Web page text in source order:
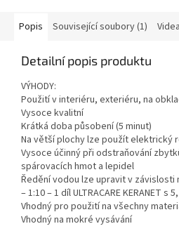
Popis Související soubory (1)
Detailní popis produktu
VÝHODY:
Použití v interiéru, exteriéru, na
Vysoce kvalitní
Krátká doba působení (5 minut)
Na větší plochy lze použít elektrický
Vysoce účinný při odstraňování
spárovacích hmot a lepidel
Ředění vodou lze upravit v závislosti
– 1:10 – 1 díl ULTRACARE KERANET s
Vhodný pro použití na všechny
Vhodný na mokré vysávání